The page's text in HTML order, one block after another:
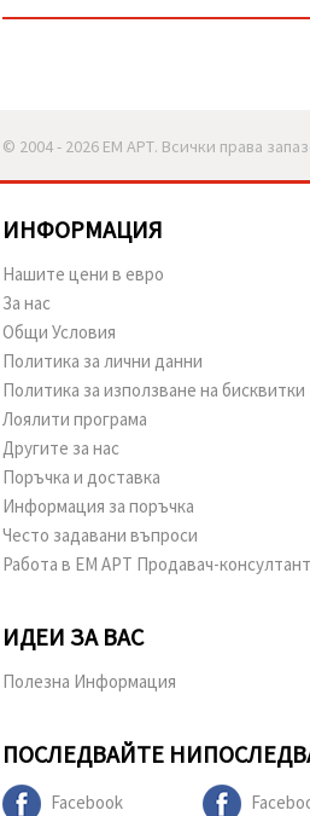
© 2004 - 2026 ЕМ АРТ. Всички права
ИНФОРМАЦИЯ
Нашите цени в евро
За нас
Общи Условия
Политика за лични данни
Политика за използване на бисквитки
Лоялити програма
Другите за нас
Поръчка и доставка
Информация за поръчка
Често задавани въпроси
Работа в ЕМ АРТ Продавач-
ИДЕИ ЗА ВАС
Полезна Информация
ПОСЛЕДВАЙТЕ НИ
Facebook